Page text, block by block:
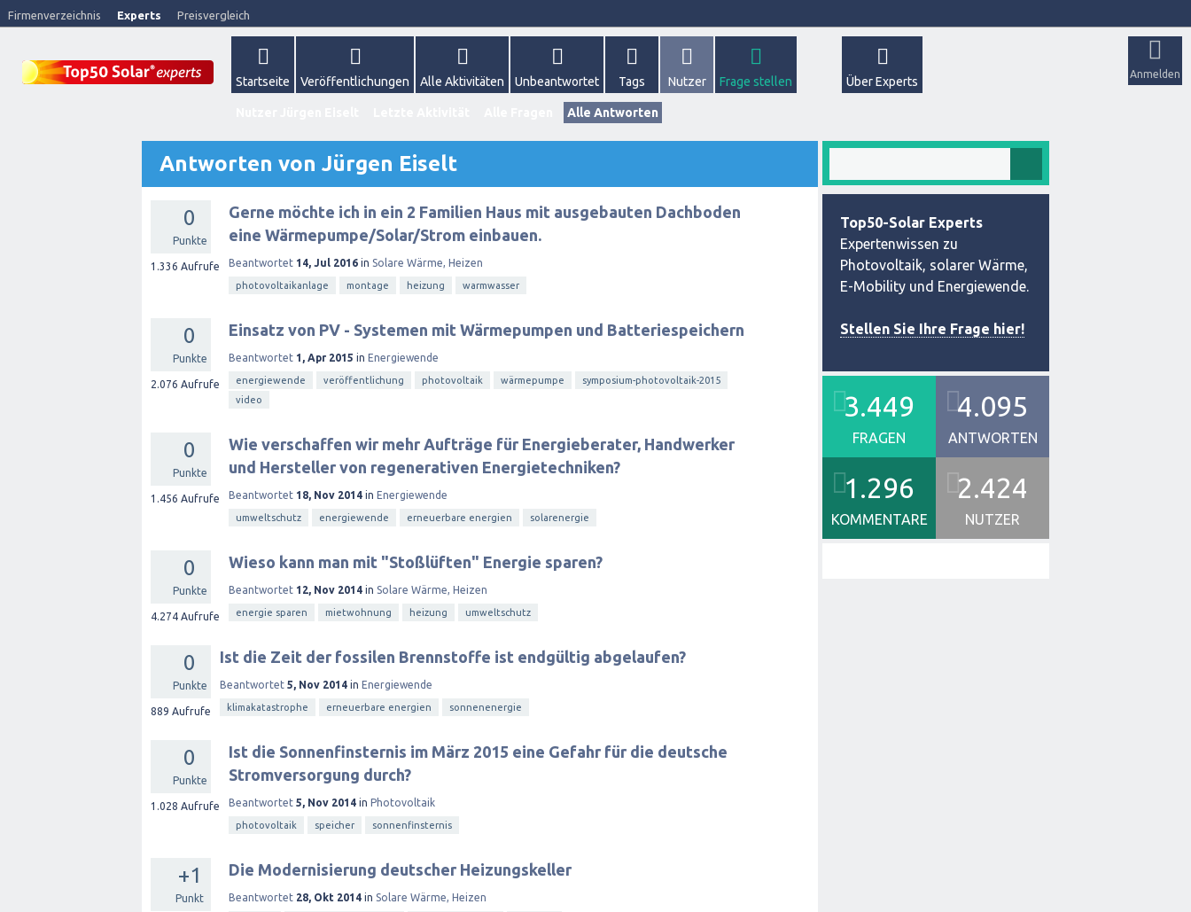
Firmenverzeichnis Experts Preisvergleich
Anmelden
Startseite Veröffentlichungen Alle Aktivitäten Unbeantwortet Tags Nutzer Frage stellen Über Experts
Alle Antworten
Antworten von Jürgen Eiselt
0
Punkte
1.336 Aufrufe
Gerne möchte ich in ein 2 Familien Haus mit ausgebauten Dachboden
eine Wärmepumpe/Solar/Strom einbauen.
Beantwortet 14, Jul 2016 in Solare Wärme, Heizen
photovoltaikanlage montage heizung warmwasser
0
Punkte
2.076 Aufrufe
Einsatz von PV - Systemen mit Wärmepumpen und Batteriespeichern
Beantwortet 1, Apr 2015 in Energiewende
energiewende veröffentlichung photovoltaik wärmepumpe
symposium-photovoltaik-2015
video
0
Punkte
1.456 Aufrufe
Wie verschaffen wir mehr Aufträge für Energieberater, Handwerker
und Hersteller von regenerativen Energietechniken?
Beantwortet 18, Nov 2014 in Energiewende
umweltschutz energiewende erneuerbare energien solarenergie
0
Punkte
4.274 Aufrufe
Wieso kann man mit "Stoßlüften" Energie sparen?
Beantwortet 12, Nov 2014 in Solare Wärme, Heizen
energie sparen mietwohnung heizung umweltschutz
0
Punkte
889 Aufrufe
Ist die Zeit der fossilen Brennstoffe ist endgültig abgelaufen?
Beantwortet 5, Nov 2014 in Energiewende
klimakatastrophe erneuerbare energien sonnenenergie
0
Punkte
1.028 Aufrufe
Ist die Sonnenfinsternis im März 2015 eine Gefahr für die deutsche
Stromversorgung durch?
Beantwortet 5, Nov 2014 in Photovoltaik
photovoltaik speicher sonnenfinsternis
+1
Punkt
Die Modernisierung deutscher Heizungskeller
Beantwortet 28, Okt 2014 in Solare Wärme, Heizen
Top50-Solar Experts
Expertenwissen zu
Photovoltaik, solarer Wärme,
E-Mobility und Energiewende.
Stellen Sie Ihre Frage hier!
3.449
FRAGEN
4.095
ANTWORTEN
1.296
KOMMENTARE
2.424
NUTZER